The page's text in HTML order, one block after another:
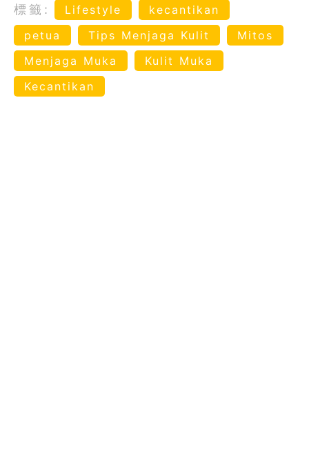
標籤: Lifestyle
kecantikan
petua
Tips Menjaga Kulit
Mitos
Menjaga Muka
Kulit Muka
Kecantikan